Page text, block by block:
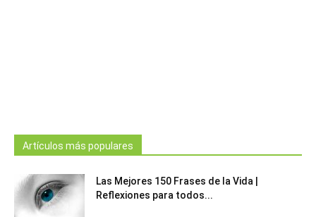
Artículos más populares
Las Mejores 150 Frases de la Vida |
Reflexiones para todos...